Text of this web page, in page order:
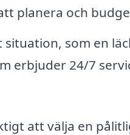
planera och
situation, som en
erbjuder 24/7
att välja en